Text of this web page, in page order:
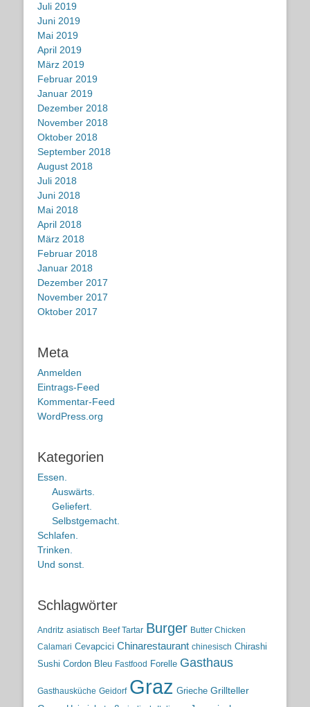
Juli 2019
Juni 2019
Mai 2019
April 2019
März 2019
Februar 2019
Januar 2019
Dezember 2018
November 2018
Oktober 2018
September 2018
August 2018
Juli 2018
Juni 2018
Mai 2018
April 2018
März 2018
Februar 2018
Januar 2018
Dezember 2017
November 2017
Oktober 2017
Meta
Anmelden
Eintrags-Feed
Kommentar-Feed
WordPress.org
Kategorien
Essen.
Auswärts.
Geliefert.
Selbstgemacht.
Schlafen.
Trinken.
Und sonst.
Schlagwörter
Andritz asiatisch Beef Tartar Burger Butter Chicken
Calamari Cevapcici Chinarestaurant chinesisch Chirashi
Sushi Cordon Bleu Fastfood Forelle Gasthaus
Gasthausküche Geidorf Graz Grieche Grillteller